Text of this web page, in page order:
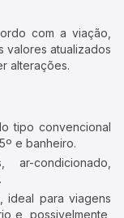
com a viação,
valores atualizados
alterações.
tipo convencional
e banheiro.
condicionado,
ideal para viagens
e, possivelmente,